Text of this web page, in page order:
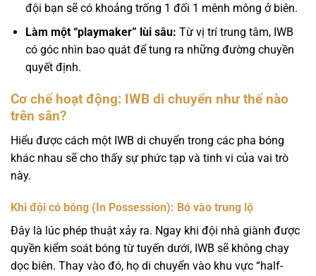
đội bạn sẽ có khoảng trống 1 đối 1 mênh mông ở biên.
Làm một “playmaker” lùi sâu: Từ vị trí trung tâm, IWB
có góc nhìn bao quát để tung ra những đường chuyền
quyết định.
Cơ chế hoạt động: IWB di chuyển như thế nào
trên sân?
Hiểu được cách một IWB di chuyển trong các pha bóng
khác nhau sẽ cho thấy sự phức tạp và tinh vi của vai trò
này.
Khi đội có bóng (In Possession): Bó vào trung lộ
Đây là lúc phép thuật xảy ra. Ngay khi đội nhà giành được
quyền kiểm soát bóng từ tuyến dưới, IWB sẽ không chạy
dọc biên. Thay vào đó, họ di chuyển vào khu vực “half-